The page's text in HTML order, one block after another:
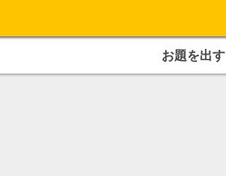
お題を出す